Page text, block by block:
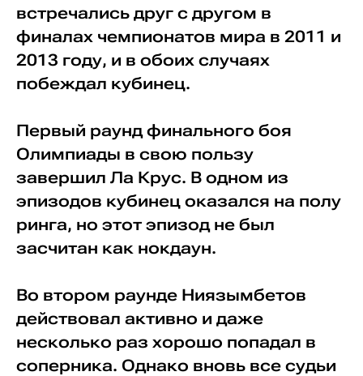
встречались друг с другом в
финалах чемпионатов мира в 2011 и
2013 году, и в обоих случаях
побеждал кубинец.
Первый раунд финального боя
Олимпиады в свою пользу
завершил Ла Крус. В одном из
эпизодов кубинец оказался на полу
ринга, но этот эпизод не был
засчитан как нокдаун.
Во втором раунде Ниязымбетов
действовал активно и даже
несколько раз хорошо попадал в
соперника. Однако вновь все судьи